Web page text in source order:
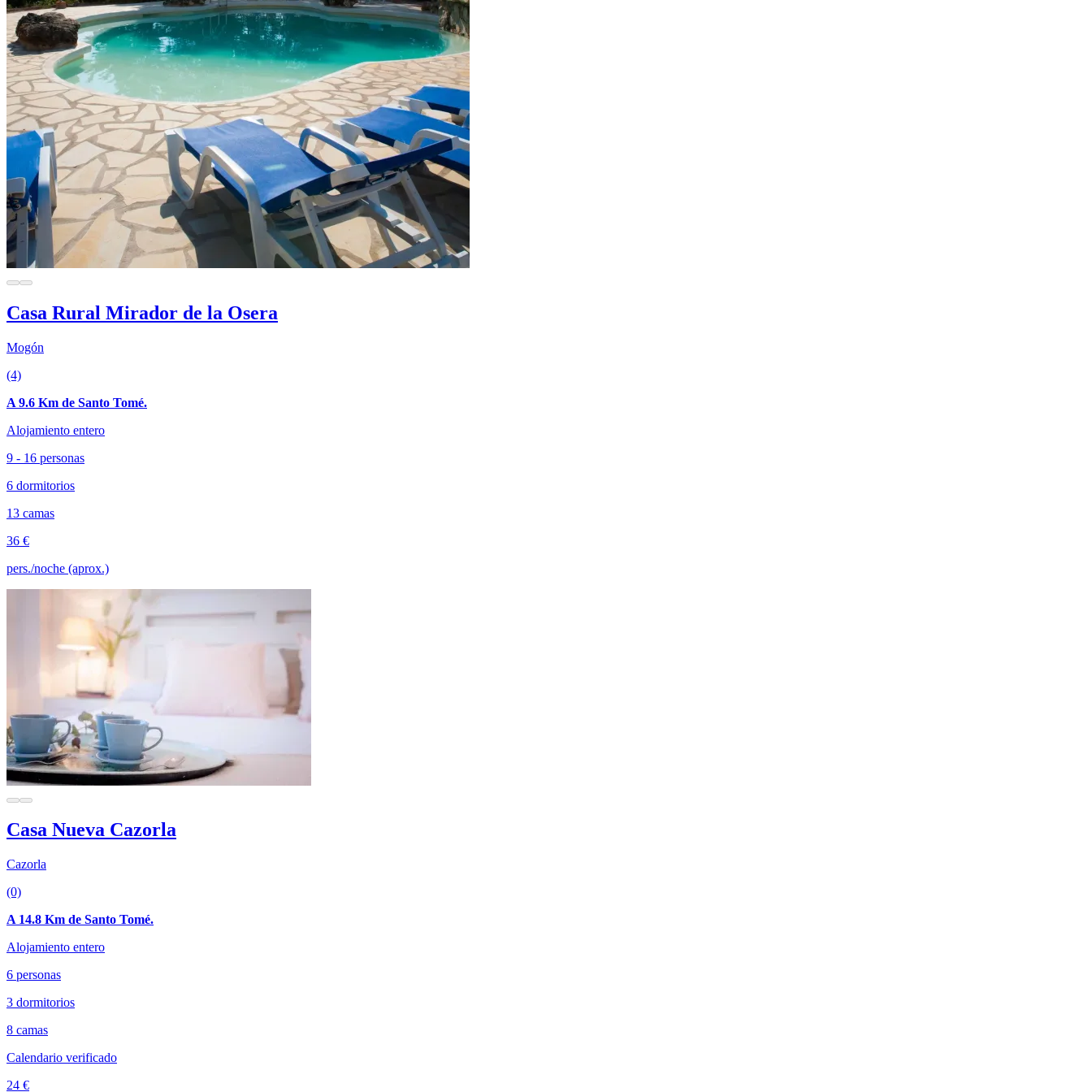
Casa Rural Mirador de la Osera
Mogón
(4)
A 9.6 Km de Santo Tomé.
Alojamiento entero
9 - 16 personas
6 dormitorios
13 camas
36 €
pers./noche (aprox.)
Casa Nueva Cazorla
Cazorla
(0)
A 14.8 Km de Santo Tomé.
Alojamiento entero
6 personas
3 dormitorios
8 camas
Calendario verificado
24 €